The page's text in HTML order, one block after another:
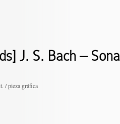
J. S. Bach –
/ pieza gráfica